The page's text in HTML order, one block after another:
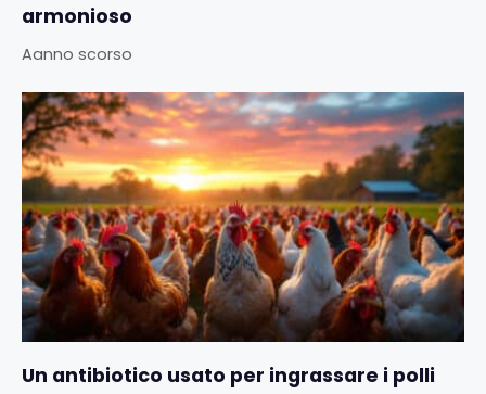
armonioso
Aanno scorso
Un antibiotico usato per ingrassare i polli